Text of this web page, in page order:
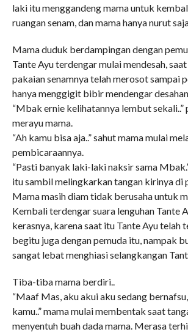
laki itu menggandeng mama untuk
ruangan senam, dan mama hanya nurut
Mama duduk berdampingan dengan
Tante Ayu terdengar mulai mendesah,
pakaian senamnya telah merosot sampai
hanya menggigit bibir mendengar
“Mbak ernie kelihatannya lembut sekali..”
merayu mama.
“Ah kamu bisa aja..” sahut mama mulai
pembicaraannya.
“Pasti banyak laki-laki naksir sama
itu sambil melingkarkan tangan kirinya di
Mama masih diam tidak berusaha untuk
Kembali terdengar suara lenguhan Tante
kerasnya, karena saat itu Tante Ayu telah
begitu juga dengan pemuda itu, nampak
sangat lebat menghiasi selangkangan
Tiba-tiba mama berdiri..
“Maaf Mas, aku akui aku sedang
kamu..” mama mulai membentak saat
menyentuh buah dada mama. Merasa